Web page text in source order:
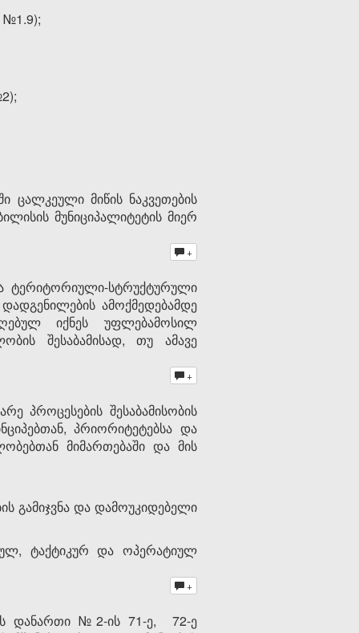
№1.9);
ცალკეული მიწის ნაკვეთების
მუნიციპალიტეტის მიერ
+
ტერიტორიული-სტრუქტურული
ამოქმედებამდე
იქნეს უფლებამოსილ
შესაბამისად, თუ ამავე
+
პროცესების შესაბამისობის
პრიორიტეტებსა და
მიმართებაში და მის
გამიჯვნა და დამოუკიდებელი
ტაქტიკურ და ოპერატიულ
+
დანართი №2-ის 71-ე, 72-ე